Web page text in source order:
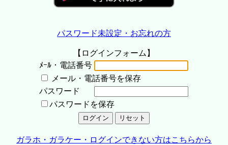
パスワード未設定・お忘れの方
【ログインフォーム】
ﾒｰﾙ・電話番号
メール・電話番号を保存
パスワード
パスワードを保存
ガラホ・ガラケー・ログインできない方はこちらから